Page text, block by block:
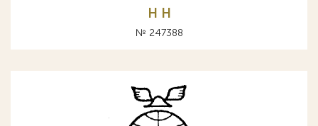
H Н
№ 247388